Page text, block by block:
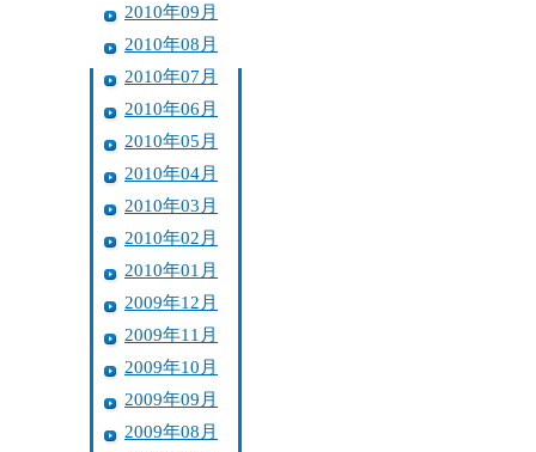
2010年09月
2010年08月
2010年07月
2010年06月
2010年05月
2010年04月
2010年03月
2010年02月
2010年01月
2009年12月
2009年11月
2009年10月
2009年09月
2009年08月